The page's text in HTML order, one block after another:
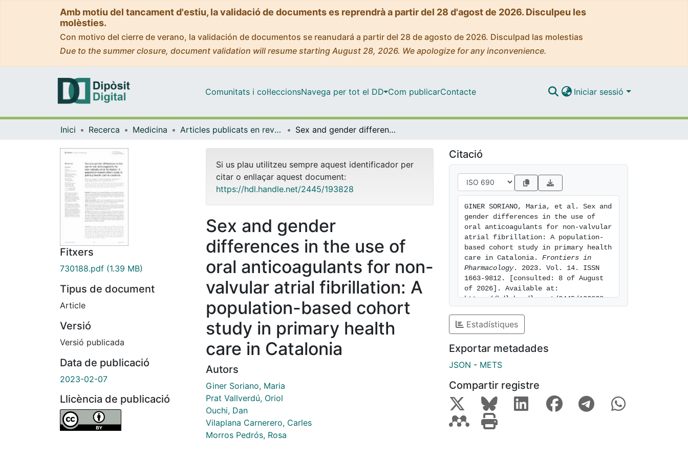
Amb motiu del tancament d'estiu, la validació de documents es reprendrà a partir del 28 d'agost de 2026. Disculpeu les
molèsties.
Con motivo del cierre de verano, la validación de documentos se reanudará a partir del 28 de agosto de 2026. Disculpad las molestias
Due to the summer closure, document validation will resume starting August 28, 2026. We apologize for any inconvenience.
Comunitats i col·leccionsNavega per tot el DD Com publicarContacte Iniciar sessió
Inici Recerca Medicina Articles publicats en revistes (Medicina) Sex and gender differences in the use of oral anticoagulants for non-valvular atrial fibrillation: A population-based cohort study in primary health care in Catalonia
Fitxers
730188.pdf (1.39 MB)
Tipus de document
Article
Versió
Versió publicada
Data de publicació
2023-02-07
Llicència de publicació
Si us plau utilitzeu sempre aquest identificador per
citar o enllaçar aquest document:
https://hdl.handle.net/2445/193828
Sex and gender
differences in the use of
oral anticoagulants for non-
valvular atrial fibrillation: A
population-based cohort
study in primary health
care in Catalonia
Autors
Giner Soriano, Maria
Prat Vallverdú, Oriol
Ouchi, Dan
Vilaplana Carnerero, Carles
Morros Pedrós, Rosa
Citació
GINER SORIANO, Maria, et al. Sex and
gender differences in the use of
oral anticoagulants for non-valvular
atrial fibrillation: A population-
based cohort study in primary health
care in Catalonia. Frontiers in
Pharmacology. 2023. Vol. 14. ISSN
1663-9812. [consulted: 8 of August
of 2026]. Available at:
https://hdl.handle.net/2445/193828
Estadístiques
Exportar metadades
JSON - METS
Compartir registre